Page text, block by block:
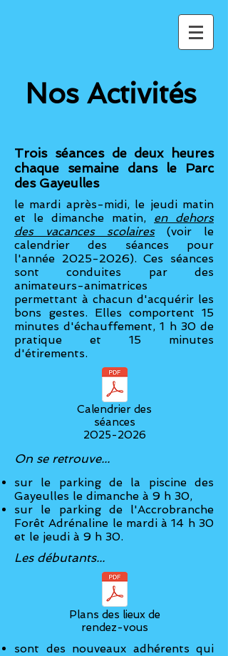
Nos Activités
Trois séances de deux heures
chaque semaine dans le Parc
des Gayeulles
le mardi après-midi, le jeudi matin
et le dimanche matin, en dehors
des vacances scolaires(voir le
calendrier des séances pour
l'année 2025-2026). Ces séances
sont conduites par des
animateurs-animatrices
permettant à chacun d'acquérir les
bons gestes. Elles comportent 15
minutes d'échauffement, 1 h 30 de
pratique et 15 minutes
d'étirements.
Calendrier des
séances
2025-2026
On se retrouve...
sur le parking de la piscine des
Gayeulles le dimanche à 9 h 30,
sur le parking de l'Accrobranche
Forêt Adrénaline le mardi à 14 h 30
et le jeudi à 9 h 30.
Les débutants...
Plans des lieux de
rendez-vous
sont des nouveaux adhérents qui